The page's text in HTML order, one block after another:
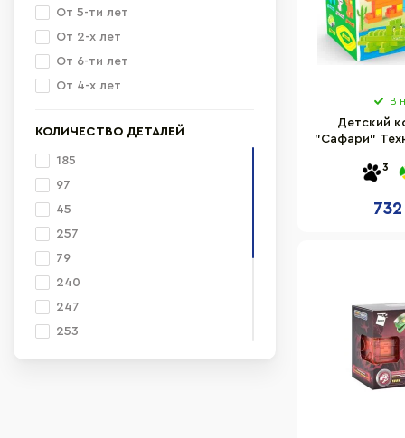
От 5-ти лет
От 2-х лет
От 6-ти лет
От 4-х лет
КОЛИЧЕСТВО ДЕТАЛЕЙ
185
97
45
257
79
240
247
253
В
Детский
"Сафари"
3